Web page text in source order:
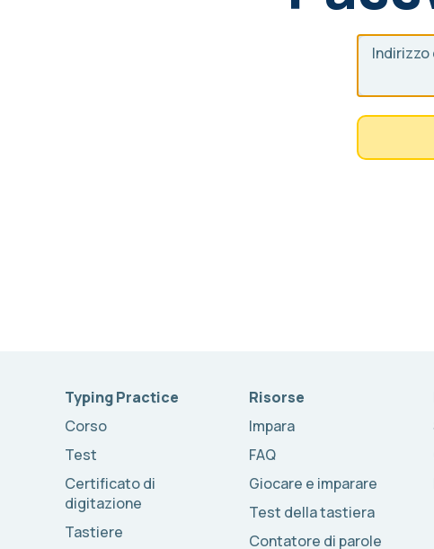
Indirizzo
Typing Practice
Corso
Test
Certificato di
digitazione
Tastiere
Risorse
Impara
FAQ
Giocare e imparare
Test della tastiera
Contatore di parole